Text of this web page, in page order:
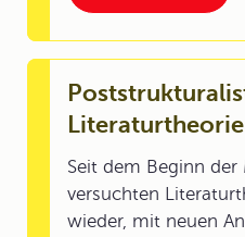
Literaturtheorie
Seit dem Beginn der
versuchten
wieder, mit neuen